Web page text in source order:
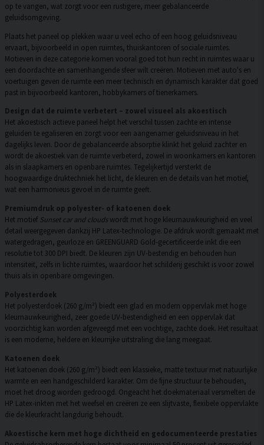
op te vangen, wat zorgt voor een rustigere, meer gebalanceerde
geluidsomgeving.
Plaats het paneel op plekken waar u veel echo of een hoog geluidsniveau
ervaart, bijvoorbeeld in open ruimtes, thuiskantoren of sociale ruimtes.
Motieven in deze categorie komen vooral goed tot hun recht in ruimtes waar u
een doordachte en samenhangende sfeer wilt creëren. Motieven met auto's en
voertuigen geven de ruimte een meer technisch en dynamisch karakter dat goed
past in bijvoorbeeld kantoren, hobbykamers of tienerkamers.
Design dat de ruimte verbetert – zowel visueel als akoestisch
Het akoestisch actieve paneel helpt het verschil tussen zachte en intense
geluiden te egaliseren en zorgt voor een aangenamer geluidsniveau in het
dagelijks leven. Door de gebalanceerde absorptie klinkt het geluid zachter en
wordt de akoestiek van de ruimte verbeterd, zowel in woonkamers en kantoren
als in slaapkamers en openbare ruimtes. Tegelijkertijd versterkt de
hoogwaardige druktechniek het licht, de kleuren en de details van het motief,
wat een harmonieus gevoel in de ruimte geeft.
Premiumdruk op polyester- of katoenen doek
Het motief Sunset car and cloudswordt met hoge kleurnauwkeurigheid en veel
detail weergegeven dankzij HP Latex-technologie. De afdruk wordt gemaakt met
watergedragen, geurloze en GREENGUARD Gold-gecertificeerde inkt die een
resolutie tot 300 DPI biedt. De kleuren zijn UV-bestendig en behouden hun
intensiteit, zelfs in lichte ruimtes, waardoor het schilderij geschikt is voor zowel
thuis als in openbare omgevingen.
Polyesterdoek
Het polyesterdoek (260 g/m²) biedt een glad en modern oppervlak met hoge
kleurnauwkeurigheid, zeer goede UV-bestendigheid en een oppervlak dat
voorzichtig kan worden afgeveegd met een vochtige, zachte doek. Het resultaat
is een moderne, heldere en kleurrijke uitstraling die lang meegaat.
Katoenen doek
Het katoenen doek (260 g/m²) biedt een klassieke, matte textuur met natuurlijke
warmte en een handgeschilderd karakter. Om de fijne structuur te behouden,
moet het droog worden gedroogd. Ongeacht het doekmateriaal versmelten de
HP Latex-inkten met het weefsel en creëren ze een slijtvaste, flexibele oppervlakte
die de kleurkracht langdurig behoudt.
Akoestische kern met hoge dichtheid en gedocumenteerde prestaties